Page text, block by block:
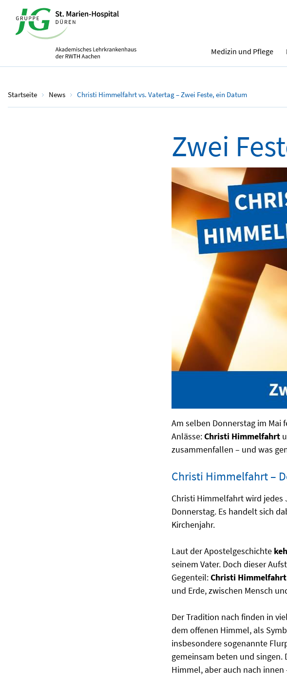
Medizin und Pflege
Startseite News Christi Himmelfahrt vs. Vatertag – Zwei Feste, ein Datum
Zwei
Am selben Donnerstag im Mai
Anlässe:Christi Himmelfahrt
zusammenfallen – und was
Christi Himmelfahrt –
Christi Himmelfahrt wird jedes
Donnerstag. Es handelt sich
Kirchenjahr.
Laut der Apostelgeschichte
seinem Vater. Doch dieser
Gegenteil:Christi
und Erde, zwischen Mensch
Der Tradition nach finden in
dem offenen Himmel, als
insbesondere sogenannte
gemeinsam beten und singen.
Himmel, aber auch nach